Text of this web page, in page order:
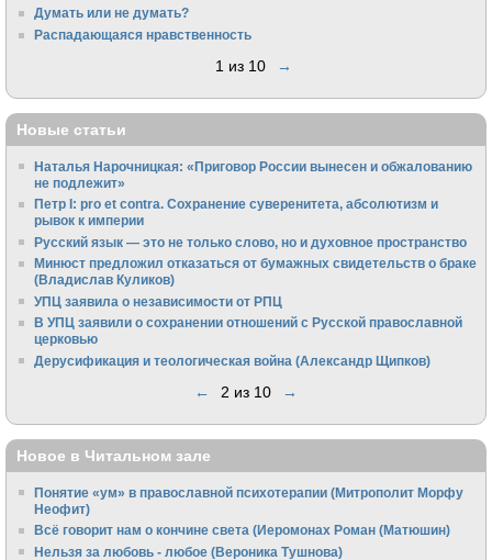
Думать или не думать?
Распадающаяся нравственность
1 из 10 →
Новые статьи
Наталья Нарочницкая: «Приговор России вынесен и обжалованию
не подлежит»
Петр I: pro et contra. Сохранение суверенитета, абсолютизм и
рывок к империи
Русский язык — это не только слово, но и духовное пространство
Минюст предложил отказаться от бумажных свидетельств о браке
(Владислав Куликов)
УПЦ заявила о независимости от РПЦ
В УПЦ заявили о сохранении отношений с Русской православной
церковью
Дерусификация и теологическая война (Александр Щипков)
← 2 из 10 →
Новое в Читальном зале
Понятие «ум» в православной психотерапии (Митрополит Морфу
Неофит)
Всё говорит нам о кончине света (Иеромонах Роман (Матюшин)
Нельзя за любовь - любое (Вероника Тушнова)